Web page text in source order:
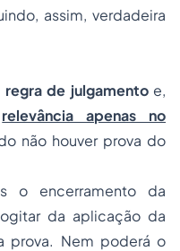
assim, verdadeira
de julgamentoe,
relevância apenas no
não houver prova do
o encerramento da
da aplicação da
prova. Nem poderá o